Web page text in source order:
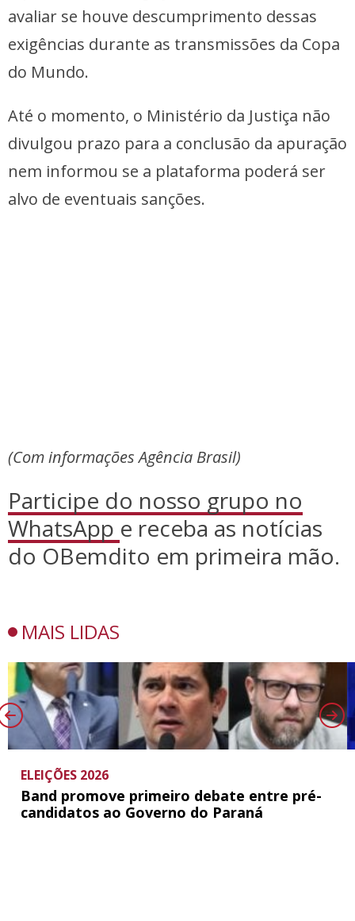
avaliar se houve descumprimento dessas
exigências durante as transmissões da Copa
do Mundo.
Até o momento, o Ministério da Justiça não
divulgou prazo para a conclusão da apuração
nem informou se a plataforma poderá ser
alvo de eventuais sanções.
(Com informações Agência Brasil)
Participe do nosso grupo no
WhatsApp e receba as notícias
do OBemdito em primeira mão.
MAIS LIDAS
ELEIÇÕES 2026
Band promove primeiro debate entre pré-
candidatos ao Governo do Paraná